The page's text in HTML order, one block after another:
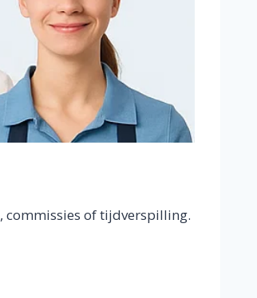
commissies of tijdverspilling.